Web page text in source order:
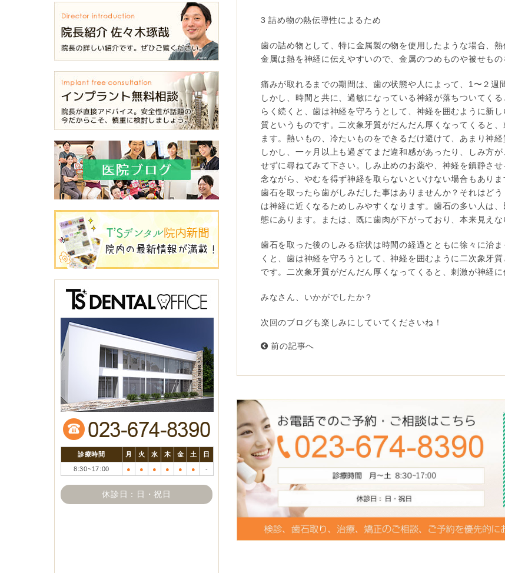
診療時間 月 火 水 木 金 土 日
8:30~17:00 ● ● ● ● ● ● -
休診日：日・祝日
3 詰め物の熱伝導性によるため
歯の詰め物として、特に金属製の物を使用したような場合、
金属は熱を神経に伝えやすいので、金属のつめものや被せも
痛みが取れるまでの期間は、歯の状態や人によって、1〜２週
しかし、時間と共に、過敏になっている神経が落ちついてく
らく続くと、歯は神経を守ろうとして、神経を囲むように新
質というものです。二次象牙質がだんだん厚くなってくると
ます。熱いもの、冷たいものをできるだけ避けて、あまり神
しかし、一ヶ月以上も過ぎてまだ違和感があったり、しみ方
せずに尋ねてみて下さい。しみ止めのお薬や、神経を鎮静さ
念ながら、やむを得ず神経を取らないといけない場合もありま
歯石を取ったら歯がしみだした事はありませんか？それはど
は神経に近くなるためしみやすくなります。歯石の多い人は
態にあります。または、既に歯肉が下がっており、本来見え
歯石を取った後のしみる症状は時間の経過とともに徐々に治
くと、歯は神経を守ろうとして、神経を囲むように二次象牙
です。二次象牙質がだんだん厚くなってくると、刺激が神経
みなさん、いかがでしたか？
次回のブログも楽しみにしていてくださいね！
前の記事へ